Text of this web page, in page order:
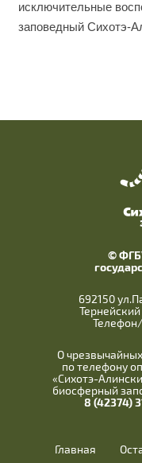
исключительные
заповедный Сихотэ-
©
692150
О
по телефону
«Сихотэ-
биосферный
8 (42374)
Главная